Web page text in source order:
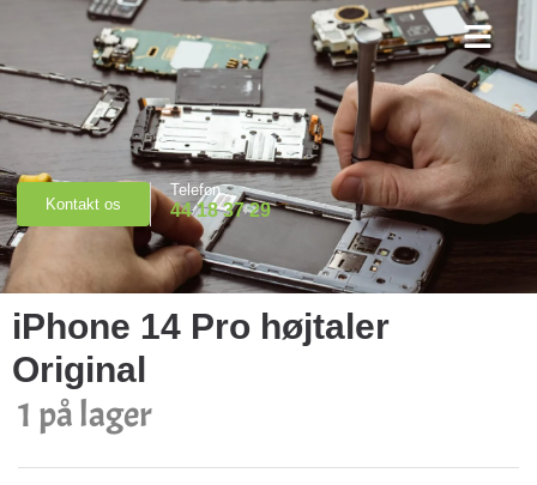
Kontakt os
Telefon
44 18 37 29
iPhone 14 Pro højtaler
Original
1 på lager